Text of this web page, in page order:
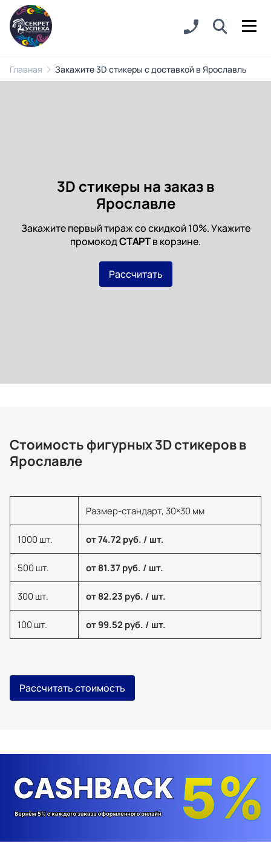
Главная Закажите 3D стикеры с доставкой в Ярославль
3D стикеры на заказ в
Ярославле
Закажите первый тираж со скидкой 10%. Укажите
промокодСТАРТв корзине.
Рассчитать
Стоимость фигурных 3D стикеров в
Ярославле
Размер-стандарт, 30×30 мм
1000 шт. от 74.72 руб. / шт.
500 шт. от 81.37 руб. / шт.
300 шт. от 82.23 руб. / шт.
100 шт. от 99.52 руб. / шт.
Рассчитать стоимость